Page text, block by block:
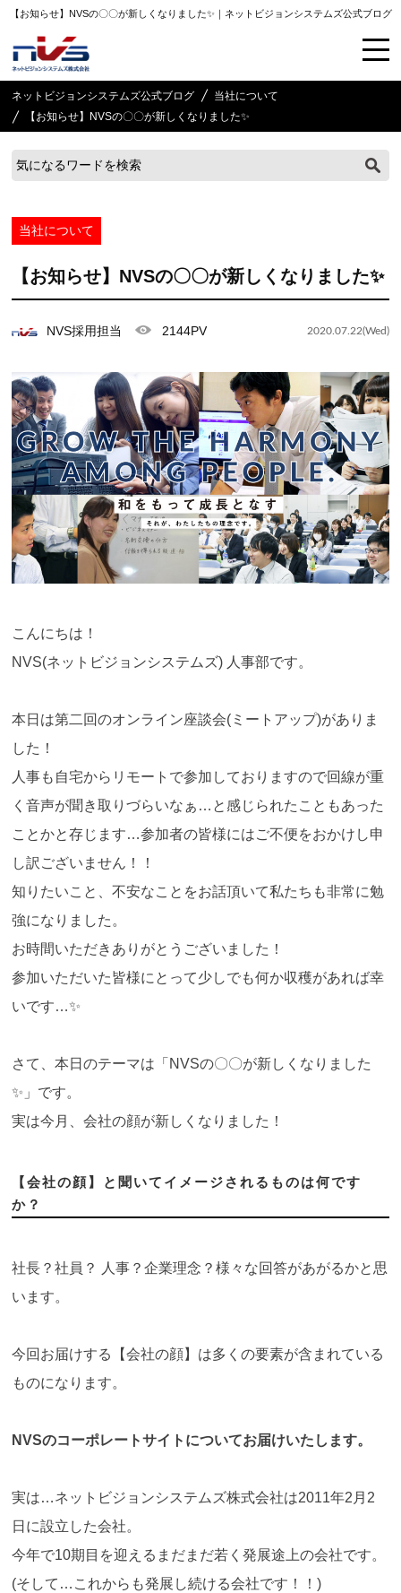
【お知らせ】NVSの〇〇が新しくなりました✨｜ネットビジョンシステムズ公式ブログ
ネットビジョンシステムズ公式ブログ
当社について
【お知らせ】NVSの〇〇が新しくなりました✨
当社について
【お知らせ】NVSの〇〇が新しくなりました✨
NVS採用担当 2144PV 2020.07.22(Wed)
こんにちは！
NVS(ネットビジョンシステムズ) 人事部です。
本日は第二回のオンライン座談会(ミートアップ)がありま
した！
人事も自宅からリモートで参加しておりますので回線が重
く音声が聞き取りづらいなぁ…と感じられたこともあった
ことかと存じます…参加者の皆様にはご不便をおかけし申
し訳ございません！！
知りたいこと、不安なことをお話頂いて私たちも非常に勉
強になりました。
お時間いただきありがとうございました！
参加いただいた皆様にとって少しでも何か収穫があれば幸
いです…✨
さて、本日のテーマは「NVSの〇〇が新しくなりました
✨」です。
実は今月、会社の顔が新しくなりました！
【会社の顔】と聞いてイメージされるものは何です
か？
社長？社員？ 人事？企業理念？様々な回答があがるかと思
います。
今回お届けする【会社の顔】は多くの要素が含まれている
ものになります。
NVSのコーポレートサイトについてお届けいたします。
実は…ネットビジョンシステムズ株式会社は2011年2月2
日に設立した会社。
今年で10期目を迎えるまだまだ若く発展途上の会社です。
(そして…これからも発展し続ける会社です！！)